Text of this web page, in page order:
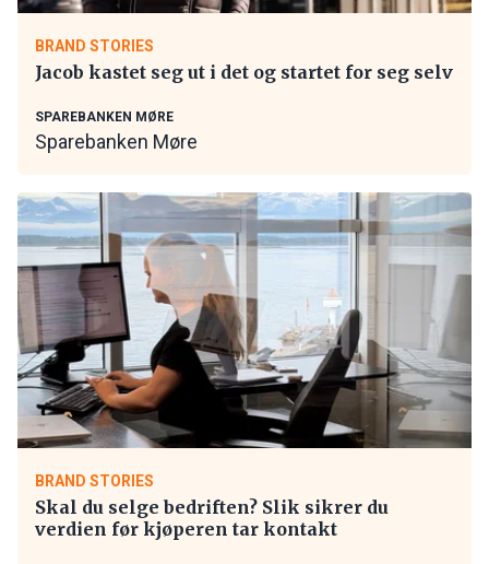
BRAND STORIES
Jacob kastet seg ut i det og startet for seg selv
SPAREBANKEN MØRE
Sparebanken Møre
BRAND STORIES
Skal du selge bedriften? Slik sikrer du
verdien før kjøperen tar kontakt